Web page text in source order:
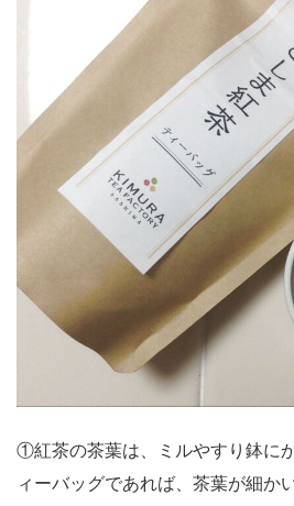
①紅茶の茶葉は、ミルやすり鉢に
ィーバッグであれば、茶葉が細か